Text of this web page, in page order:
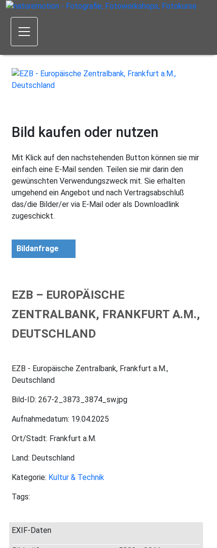
Bild kaufen oder nutzen
Mit Klick auf den nachstehenden Button können sie mir
einfach eine E-Mail senden. Teilen sie mir darin den
gewünschten Verwendungszweck mit. Sie erhalten
umgehend ein Angebot und nach Vertragsabschluß
das/die Bilder/er via E-Mail oder als Downloadlink
zugeschickt.
Bildanfrage
EZB – EUROPÄISCHE
ZENTRALBANK, FRANKFURT A.M.,
DEUTSCHLAND
EZB - Europäische Zentralbank, Frankfurt a.M.,
Deutschland
Bild-ID: 267-2_3873_3874_sw.jpg
Aufnahmedatum: 19.04.2025
Ort/Stadt: Frankfurt a.M.
Land: Deutschland
Kategorie: Kultur & Technik
Tags:
EXIF-Daten